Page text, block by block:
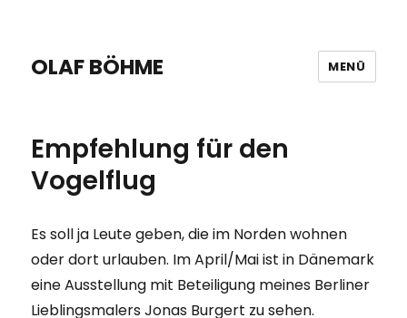
OLAF BÖHME MENÜ
Empfehlung für den
Vogelflug
Es soll ja Leute geben, die im Norden wohnen
oder dort urlauben. Im April/Mai ist in Dänemark
eine Ausstellung mit Beteiligung meines Berliner
Lieblingsmalers Jonas Burgert zu sehen.